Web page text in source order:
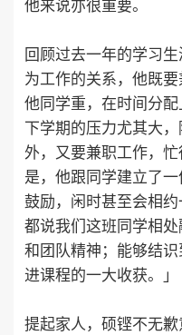
他来说亦很重要。
回顾过去一年的学习
为工作的关系，他既
他同学重，在时间分
下学期的压力尤其大
外，又要兼职工作，
是，他跟同学建立了
鼓励，闲时甚至会相
都说我们这班同学相
和团队精神；能够结
进课程的一大收获。」
提起家人，硕铿不无